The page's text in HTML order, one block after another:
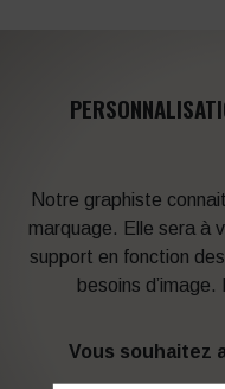
Notre graphiste
marquage. Elle sera à
support en fonction
besoins
Vous souhaitez